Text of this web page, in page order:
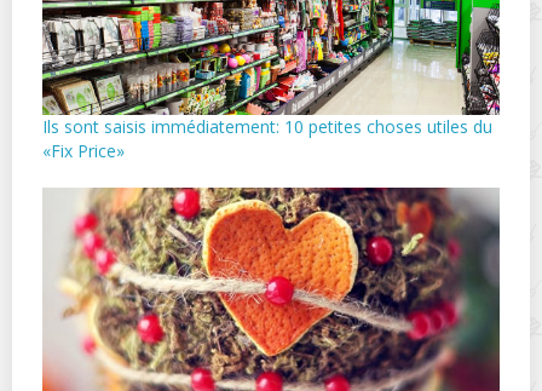
Ils sont saisis immédiatement: 10 petites choses utiles du
«Fix Price»